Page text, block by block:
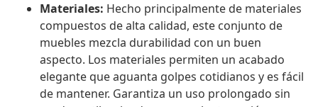
Materiales: Hecho principalmente de materiales
compuestos de alta calidad, este conjunto de
muebles mezcla durabilidad con un buen
aspecto. Los materiales permiten un acabado
elegante que aguanta golpes cotidianos y es fácil
de mantener. Garantiza un uso prolongado sin